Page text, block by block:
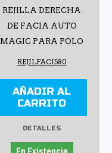
REJILLA DERECHA
DE FACIA AUTO
MAGIC PARA POLO
REJILFACI580
AÑADIR AL
CARRITO
DETALLES